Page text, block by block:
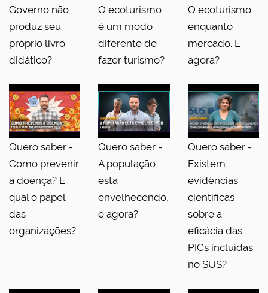
Governo não
produz seu
próprio livro
didático?
O ecoturismo
é um modo
diferente de
fazer turismo?
O ecoturismo
enquanto
mercado. E
agora?
Quero saber -
Como prevenir
a doença? E
qual o papel
das
organizações?
Quero saber -
A população
está
envelhecendo,
e agora?
Quero saber -
Existem
evidências
científicas
sobre a
eficácia das
PICs incluídas
no SUS?